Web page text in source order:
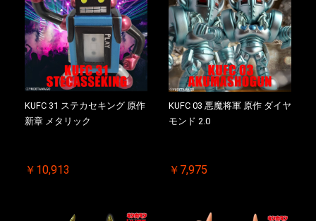
KUFC 31 ステカセキング 原作
新章 メタリック
￥10,913
KUFC 03 悪魔将軍 原作 ダイヤ
モンド 2.0
￥7,975